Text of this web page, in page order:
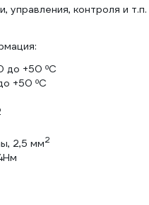
управления, контроля и т.п.
до +50 ºC
+50 ºC
2,5 мм2